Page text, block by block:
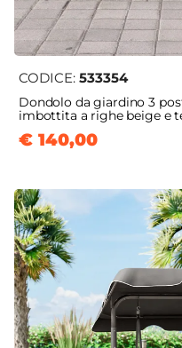
CODICE: 533354
Dondolo da giardino 3
imbottita a righe beige e
€ 140,00